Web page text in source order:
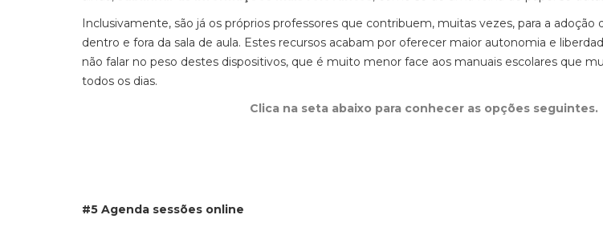
Inclusivamente, são já os próprios professores que contribuem, muitas vezes, para a
dentro e fora da sala de aula. Estes recursos acabam por oferecer maior autonomia e
não falar no peso destes dispositivos, que é muito menor face aos manuais escolares que
todos os dias.
Clica na seta abaixo para conhecer as opções seguintes.
#5 Agenda sessões online